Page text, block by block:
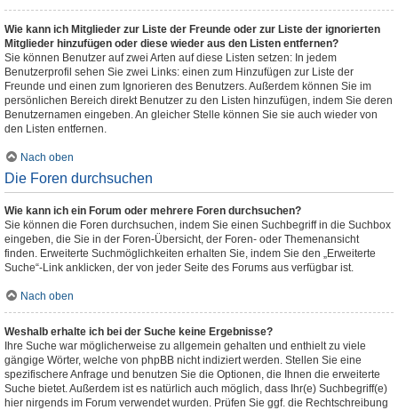
Wie kann ich Mitglieder zur Liste der Freunde oder zur Liste der ignorierten
Mitglieder hinzufügen oder diese wieder aus den Listen entfernen?
Sie können Benutzer auf zwei Arten auf diese Listen setzen: In jedem
Benutzerprofil sehen Sie zwei Links: einen zum Hinzufügen zur Liste der
Freunde und einen zum Ignorieren des Benutzers. Außerdem können Sie im
persönlichen Bereich direkt Benutzer zu den Listen hinzufügen, indem Sie deren
Benutzernamen eingeben. An gleicher Stelle können Sie sie auch wieder von
den Listen entfernen.
Nach oben
Die Foren durchsuchen
Wie kann ich ein Forum oder mehrere Foren durchsuchen?
Sie können die Foren durchsuchen, indem Sie einen Suchbegriff in die Suchbox
eingeben, die Sie in der Foren-Übersicht, der Foren- oder Themenansicht
finden. Erweiterte Suchmöglichkeiten erhalten Sie, indem Sie den „Erweiterte
Suche“-Link anklicken, der von jeder Seite des Forums aus verfügbar ist.
Nach oben
Weshalb erhalte ich bei der Suche keine Ergebnisse?
Ihre Suche war möglicherweise zu allgemein gehalten und enthielt zu viele
gängige Wörter, welche von phpBB nicht indiziert werden. Stellen Sie eine
spezifischere Anfrage und benutzen Sie die Optionen, die Ihnen die erweiterte
Suche bietet. Außerdem ist es natürlich auch möglich, dass Ihr(e) Suchbegriff(e)
hier nirgends im Forum verwendet wurden. Prüfen Sie ggf. die Rechtschreibung